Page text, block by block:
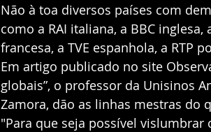
Não à toa diversos países com
como a RAI italiana, a BBC
francesa, a TVE espanhola, a RTP
Em artigo publicado no site
globais”, o professor da Unisinos
Zamora, dão as linhas mestras do
"Para que seja possível